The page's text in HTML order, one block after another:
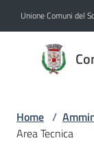
Unione Comuni del
Menu selezionato
Home /
Area Tecnica